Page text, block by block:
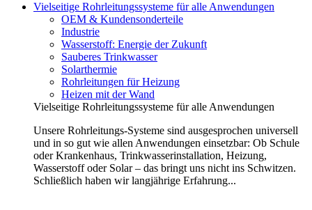
Vielseitige Rohrleitungssysteme für alle Anwendungen
OEM & Kundensonderteile
Industrie
Wasserstoff: Energie der Zukunft
Sauberes Trinkwasser
Solarthermie
Rohrleitungen für Heizung
Heizen mit der Wand
Vielseitige Rohrleitungssysteme für alle Anwendungen
Unsere Rohrleitungs-Systeme sind ausgesprochen universell
und in so gut wie allen Anwendungen einsetzbar: Ob Schule
oder Krankenhaus, Trinkwasserinstallation, Heizung,
Wasserstoff oder Solar – das bringt uns nicht ins Schwitzen.
Schließlich haben wir langjährige Erfahrung...